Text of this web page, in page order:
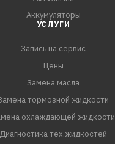
Аккумуляторы
УСЛУГИ
Запись на сервис
Цены
Замена масла
тормозной жидкости
охлаждающей жидкости
Диагностика тех.жидкостей